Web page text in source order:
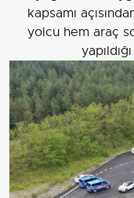
kapsamı
yolcu hem araç